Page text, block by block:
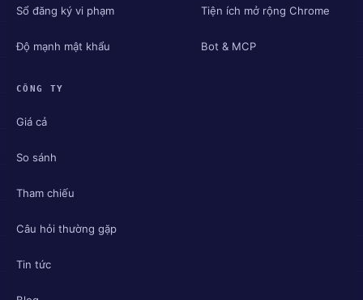
Sổ đăng ký vi phạm
Độ mạnh mật khẩu
Tiện ích mở rộng Chrome
Bot & MCP
CÔNG TY
Giá cả
So sánh
Tham chiếu
Câu hỏi thường gặp
Tin tức